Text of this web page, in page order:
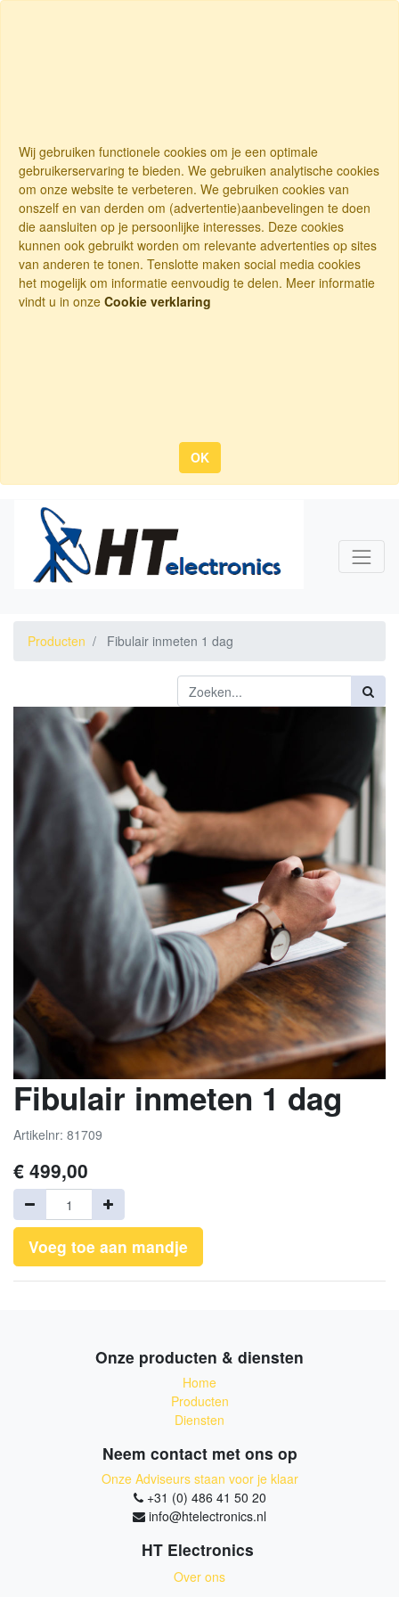
Wij gebruiken functionele cookies om je een optimale
gebruikerservaring te bieden. We gebruiken analytische cookies
om onze website te verbeteren. We gebruiken cookies van
onszelf en van derden om (advertentie)aanbevelingen te doen
die aansluiten op je persoonlijke interesses. Deze cookies
kunnen ook gebruikt worden om relevante advertenties op sites
van anderen te tonen. Tenslotte maken social media cookies
het mogelijk om informatie eenvoudig te delen. Meer informatie
vindt u in onze Cookie verklaring
OK
Producten Fibulair inmeten 1 dag
Fibulair inmeten 1 dag
Artikelnr: 81709
€ 499,00
Voeg toe aan mandje
Onze producten & diensten
Home
Producten
Diensten
Neem contact met ons op
Onze Adviseurs staan voor je klaar
+31 (0) 486 41 50 20
info@htelectronics.nl
HT Electronics
Over ons